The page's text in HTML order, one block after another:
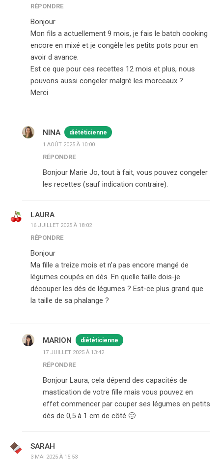
RÉPONDRE
Bonjour
Mon fils a actuellement 9 mois, je fais le batch cooking
encore en mixé et je congèle les petits pots pour en
avoir d avance.
Est ce que pour ces recettes 12 mois et plus, nous
pouvons aussi congeler malgré les morceaux ?
Merci
NINA diététicienne
1 AOÛT 2025 À 10:00
RÉPONDRE
Bonjour Marie Jo, tout à fait, vous pouvez congeler
les recettes (sauf indication contraire).
LAURA
16 JUILLET 2025 À 18:02
RÉPONDRE
Bonjour
Ma fille a treize mois et n’a pas encore mangé de
légumes coupés en dés. En quelle taille dois-je
découper les dés de légumes ? Est-ce plus grand que
la taille de sa phalange ?
MARION diététicienne
17 JUILLET 2025 À 13:42
RÉPONDRE
Bonjour Laura, cela dépend des capacités de
mastication de votre fille mais vous pouvez en
effet commencer par couper ses légumes en petits
dés de 0,5 à 1 cm de côté 🙂
SARAH
3 MAI 2025 À 15:53